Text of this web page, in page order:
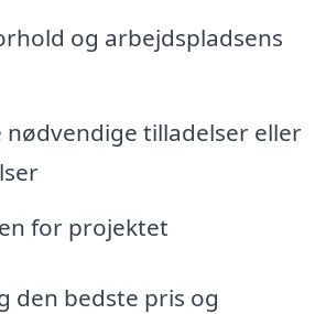
og arbejdspladsens
nødvendige tilladelser eller
for projektet
den bedste pris og